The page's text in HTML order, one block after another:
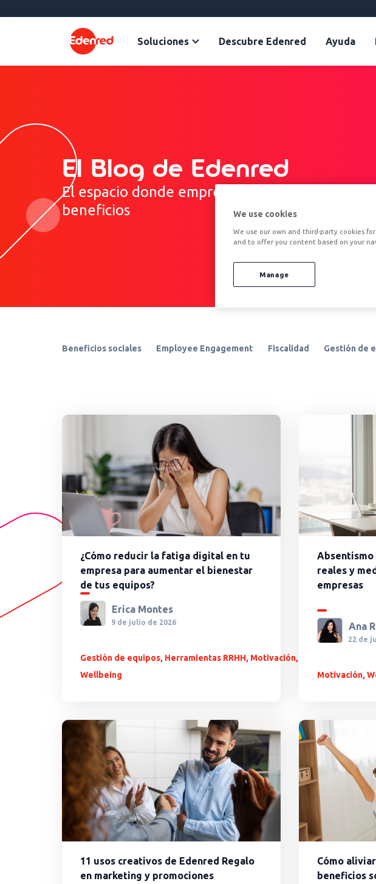
Soluciones Descubre Edenred Ayuda
El Blog de Edenred
El espacio donde empresas y profesionales
beneficios
Beneficios sociales Employee Engagement Fiscalidad Gestión de
¿Cómo reducir la fatiga digital en tu
empresa para aumentar el bienestar
de tus equipos?
Erica Montes
9 de julio de 2026
Gestión de equipos, Herramientas RRHH, Motivación,
Wellbeing
Absentismo
reales y
empresas
Ana
22 de
Motivación,
11 usos creativos de Edenred Regalo
en marketing y promociones
Cómo
beneficios
We use cookies
We use our own and third-party cookies
and to offer you content based on your
Manage